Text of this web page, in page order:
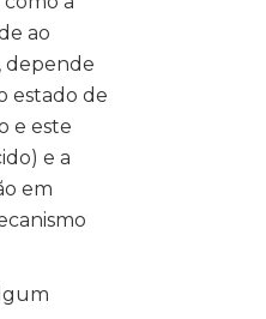
ao
depende
estado de
e este
e a
em